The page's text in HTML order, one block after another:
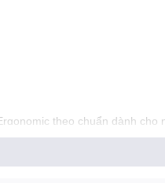
theo chuẩn dành
lên đến 1000DPI bạn có